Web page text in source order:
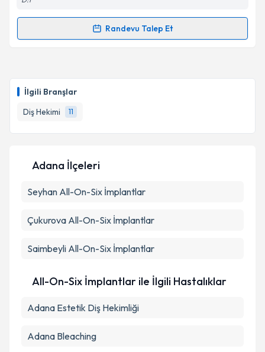
İlgili Branşlar
Diş Hekimi
11
Takvim Talebini Gönder
Randevu Talep Et
Randevu Takvimi Talebi
hazırlandığında e-posta ile bilgilendireceğiz.
E-posta Adresiniz
Metni'ni okudum ve kişisel verilerimin belirtilen
Adana İlçeleri
Seyhan All-On-Six İmplantlar
Çukurova All-On-Six İmplantlar
Saimbeyli All-On-Six İmplantlar
All-On-Six İmplantlar ile İlgili Hastalıklar
Adana Estetik Diş Hekimliği
Adana Bleaching